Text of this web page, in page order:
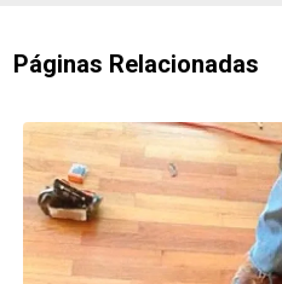
Páginas Relacionadas